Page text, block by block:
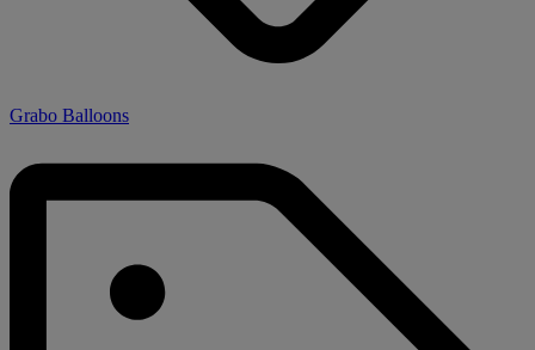
Grabo Balloons